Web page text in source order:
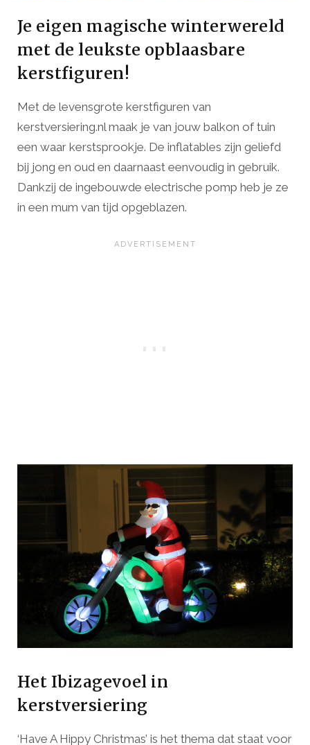
Je eigen magische winterwereld
met de leukste opblaasbare
kerstfiguren!
Met de levensgrote kerstfiguren van
kerstversiering.nl maak je van jouw balkon of tuin
een waar kerstsprookje. De inflatables zijn geliefd
bij jong en oud en daarnaast eenvoudig in gebruik.
Dankzij de ingebouwde electrische pomp heb je ze
in een mum van tijd opgeblazen.
Het Ibizagevoel in
kerstversiering
‘Have A Hippy Christmas’ is het thema dat staat voor